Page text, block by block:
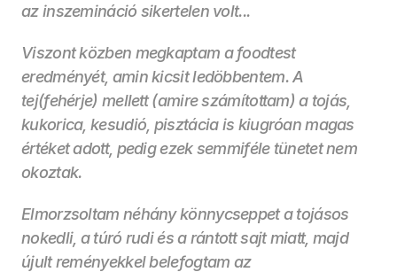
az inszemináció sikertelen volt...
Viszont közben megkaptam a foodtest
eredményét, amin kicsit ledöbbentem. A
tej(fehérje) mellett (amire számítottam) a tojás,
kukorica, kesudió, pisztácia is kiugróan magas
értéket adott, pedig ezek semmiféle tünetet nem
okoztak.
Elmorzsoltam néhány könnycseppet a tojásos
nokedli, a túró rudi és a rántott sajt miatt, majd
újult reményekkel belefogtam az